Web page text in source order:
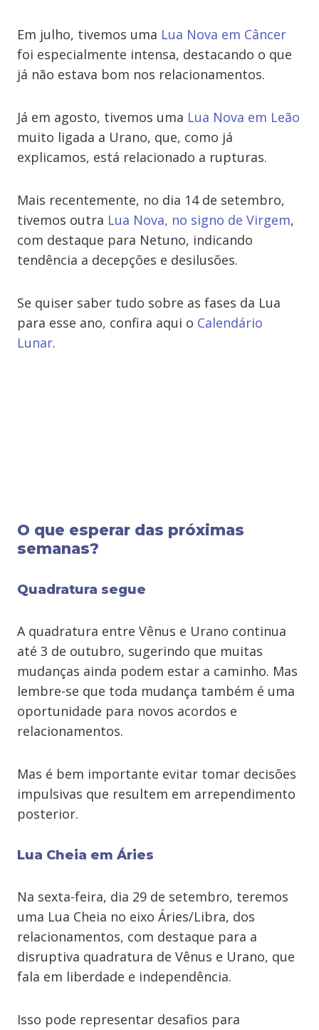
Em julho, tivemos uma Lua Nova em Câncer
foi especialmente intensa, destacando o que
já não estava bom nos relacionamentos.
Já em agosto, tivemos uma Lua Nova em Leão
muito ligada a Urano, que, como já
explicamos, está relacionado a rupturas.
Mais recentemente, no dia 14 de setembro,
tivemos outra Lua Nova, no signo de Virgem,
com destaque para Netuno, indicando
tendência a decepções e desilusões.
Se quiser saber tudo sobre as fases da Lua
para esse ano, confira aqui o Calendário
Lunar.
O que esperar das próximas
semanas?
Quadratura segue
A quadratura entre Vênus e Urano continua
até 3 de outubro, sugerindo que muitas
mudanças ainda podem estar a caminho. Mas
lembre-se que toda mudança também é uma
oportunidade para novos acordos e
relacionamentos.
Mas é bem importante evitar tomar decisões
impulsivas que resultem em arrependimento
posterior.
Lua Cheia em Áries
Na sexta-feira, dia 29 de setembro, teremos
uma Lua Cheia no eixo Áries/Libra, dos
relacionamentos, com destaque para a
disruptiva quadratura de Vênus e Urano, que
fala em liberdade e independência.
Isso pode representar desafios para